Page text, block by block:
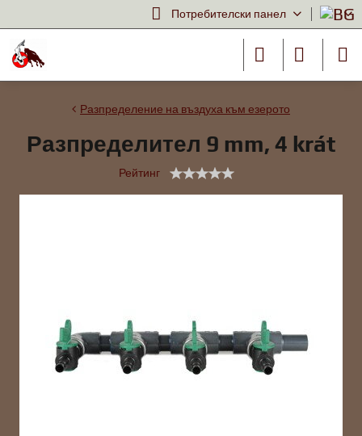
Потребителски панел
Разпределение на въздуха към езерото
Разпределител 9 mm, 4 krát
Рейтинг